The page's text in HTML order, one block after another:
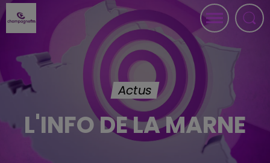
Actus
L'INFO DE LA MARNE